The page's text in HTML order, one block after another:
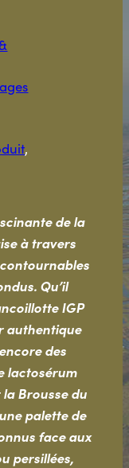
de la
à travers
Qu’il
IGP
authentique
des
lactosérum
Brousse du
palette de
face aux
persillées,